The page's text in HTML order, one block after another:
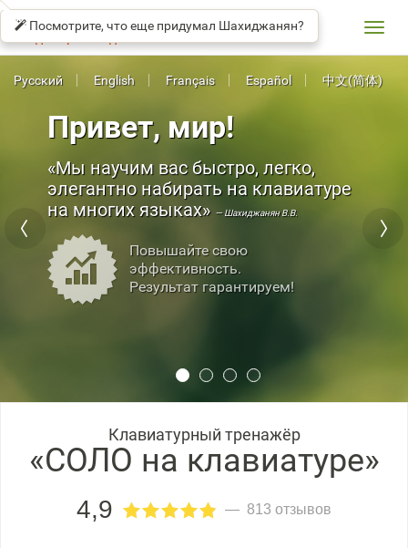
СОЛО КЛАВИАТУРЕ
Привет, мир!
Мы научим вас быстро, легко,
элегантно набирать на клавиатуре
на многих языках
— Шахиджанян В.В.
Повышайте свою
эффективность.
Результат гарантируем!
Русский English Français Español 中文(简体)
Клавиатурный тренажёр
«СОЛО на клавиатуре»
4,9 813 отзывов
Посмотрите, что еще придумал Шахиджанян?